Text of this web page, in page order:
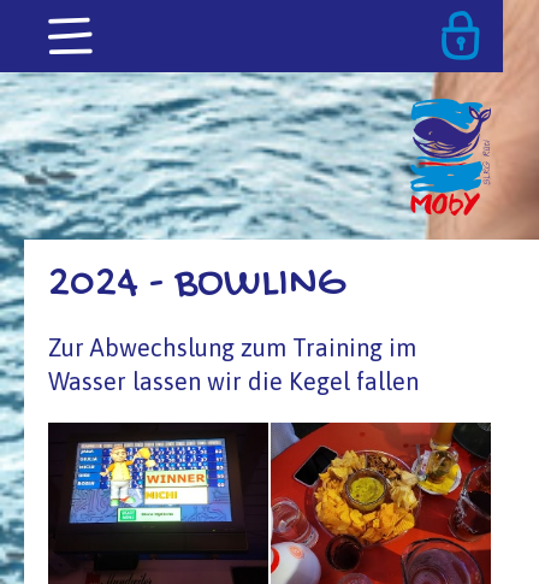
2024 - BOWLING
Zur Abwechslung zum Training im
Wasser lassen wir die Kegel fallen